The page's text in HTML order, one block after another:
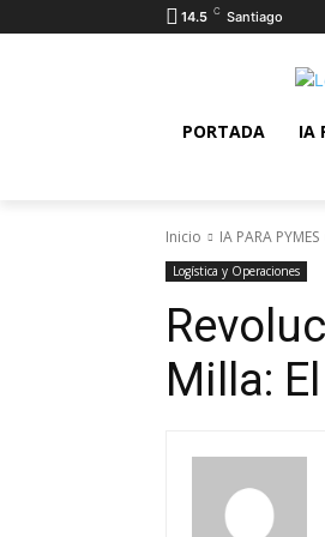
14.5 C Santiago
PORTADA IA
Inicio IA PARA PYMES
Logística y Operaciones
Milla: